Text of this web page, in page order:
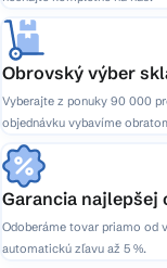
Obrovský výber
Vyberajte z ponuky 90 000
objednávku vybavíme
Garancia najlepšej
Odoberáme tovar priamo od
automatickú zľavu až 5 %.